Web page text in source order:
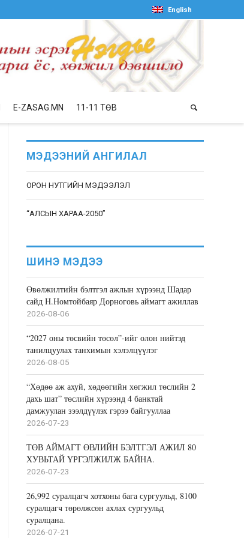
English
E-ZASAG.MN 11-11 ТӨВ
МЭДЭЭНИЙ АНГИЛАЛ
ОРОН НУТГИЙН МЭДЭЭЛЭЛ
“АЛСЫН ХАРАА-2050”
ШИНЭ МЭДЭЭ
Өвөлжилтийн бэлтгэл ажлын хүрээнд Шадар
сайд Н.Номтойбаяр Дорноговь аймагт ажиллав
2026-08-06
“2027 оны төсвийн төсөл”-ийг олон нийтэд
танилцуулах танхимын хэлэлцүүлэг
2026-08-05
“Хөдөө аж ахуй, хөдөөгийн хөгжил төслийн 2
дахь шат” төслийн хүрээнд 4 банктай
дамжуулан зээлдүүлэх гэрээ байгууллаа
2026-07-23
ТӨВ АЙМАГТ ӨВЛИЙН БЭЛТГЭЛ АЖИЛ 80
ХУВЬТАЙ ҮРГЭЛЖИЛЖ БАЙНА.
2026-07-23
26,992 суралцагч хотхоны бага сургуульд, 8100
суралцагч төрөлжсөн ахлах сургуульд
суралцана.
2026-07-21